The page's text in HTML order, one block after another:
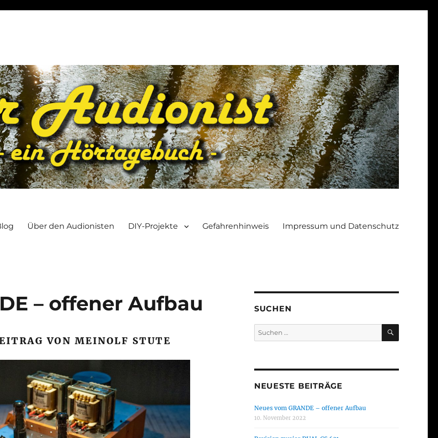
Über den Audionisten DIY-Projekte Gefahrenhinweis Impressum und Datenschutz
– offener Aufbau
VON MEINOLF STUTE
SUCHEN
Suchen
nach:
SUCHEN
NEUESTE BEITRÄGE
Neues vom GRANDE – offener Aufbau
10. November 2022